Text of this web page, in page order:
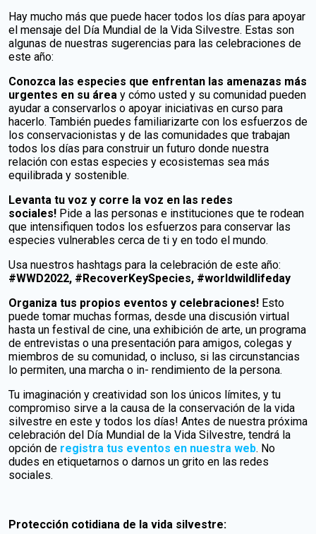
Hay mucho más que puede hacer todos los días para apoyar
el mensaje del Día Mundial de la Vida Silvestre. Estas son
algunas de nuestras sugerencias para las celebraciones de
este año:
Conozca las especies que enfrentan las amenazas más
urgentes en su área y cómo usted y su comunidad pueden
ayudar a conservarlos o apoyar iniciativas en curso para
hacerlo. También puedes familiarizarte con los esfuerzos de
los conservacionistas y de las comunidades que trabajan
todos los días para construir un futuro donde nuestra
relación con estas especies y ecosistemas sea más
equilibrada y sostenible.
Levanta tu voz y corre la voz en las redes
sociales! Pide a las personas e instituciones que te rodean
que intensifiquen todos los esfuerzos para conservar las
especies vulnerables cerca de ti y en todo el mundo.
Usa nuestros hashtags para la celebración de este año:
#WWD2022, #RecoverKeySpecies, #worldwildlifeday
Organiza tus propios eventos y celebraciones! Esto
puede tomar muchas formas, desde una discusión virtual
hasta un festival de cine, una exhibición de arte, un programa
de entrevistas o una presentación para amigos, colegas y
miembros de su comunidad, o incluso, si las circunstancias
lo permiten, una marcha o in- rendimiento de la persona.
Tu imaginación y creatividad son los únicos límites, y tu
compromiso sirve a la causa de la conservación de la vida
silvestre en este y todos los días! Antes de nuestra próxima
celebración del Día Mundial de la Vida Silvestre, tendrá la
opción de registra tus eventos en nuestra web. No
dudes en etiquetarnos o darnos un grito en las redes
sociales.
Protección cotidiana de la vida silvestre: